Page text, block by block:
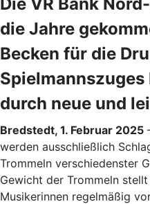
die Jahre
Becken für die
Spielmannszuges
durch neue und
Bredstedt, 1. Februar 2025
werden ausschließlich
Trommeln verschiedenster
Gewicht der Trommeln
Musikerinnen regelmäßig